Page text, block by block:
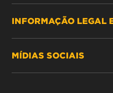
PROCURE O FILTRO
ONDE COMPRAR
INFORMAÇÃO LEGAL
MÍDIAS SOCIAIS